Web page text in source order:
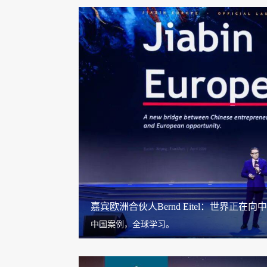
嘉宾欧洲合伙人Bernd Eitel：世界正在向
中国案例，全球学习。